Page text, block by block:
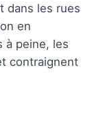
dans les rues
en
à peine, les
contraignent